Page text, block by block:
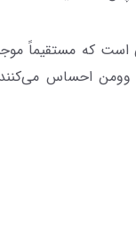
است که مستقیماً
احساس